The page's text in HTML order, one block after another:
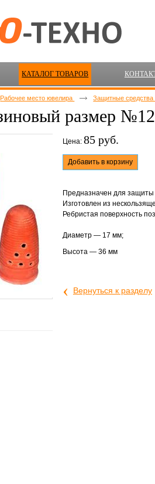
КАТАЛОГ ТОВАРОВ
Рабочее место ювелира Защитные средства
размер
Цена: 85 руб.
Добавить в корзину
Предназначен для
Изготовлен из
Ребристая поверхность
Диаметр — 17 мм;
Высота — 36 мм
‹ Вернуться к разделу